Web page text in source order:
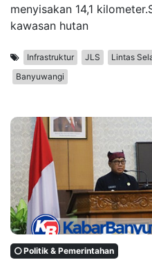
menyisakan 14,1
kawasan hutan
Infrastruktur JLS Lintas
Banyuwangi
Politik & Pemerintahan